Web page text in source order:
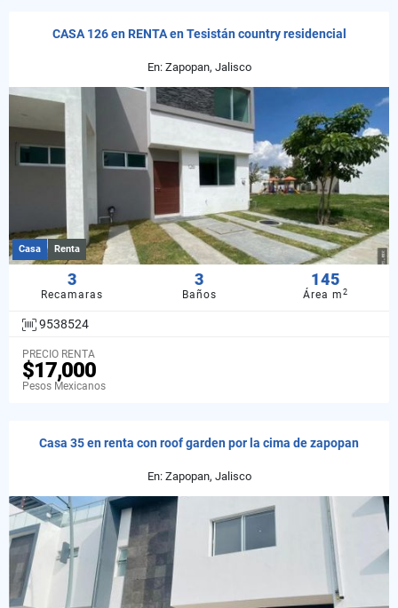
CASA 126 en RENTA en Tesistán country residencial
En: Zapopan, Jalisco
Casa Renta
3
Recamaras
3
Baños
145
Área m2
9538524
PRECIO RENTA
$17,000
Pesos Mexicanos
Casa 35 en renta con roof garden por la cima de zapopan
En: Zapopan, Jalisco